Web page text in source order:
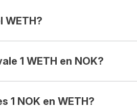
WETH?
1 WETH en NOK?
1 NOK en WETH?